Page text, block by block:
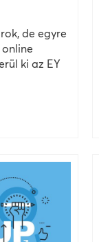
de egyre
ki az EY